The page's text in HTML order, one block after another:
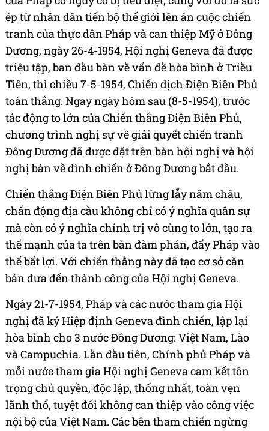
ép từ nhân dân tiến bộ thế giới lên án cuộc chiến
tranh của thực dân Pháp và can thiệp Mỹ ở Đông
Dương, ngày 26-4-1954, Hội nghị Geneva đã được
triệu tập, ban đầu bàn về vấn đề hòa bình ở Triều
Tiên, thì chiều 7-5-1954, Chiến dịch Điện Biên Phủ
toàn thắng. Ngay ngày hôm sau (8-5-1954), trước
tác động to lớn của Chiến thắng Điện Biên Phủ,
chương trình nghị sự về giải quyết chiến tranh
Đông Dương đã được đặt trên bàn hội nghị và hội
nghị bàn về đình chiến ở Đông Dương bắt đầu.
Chiến thắng Điện Biên Phủ lừng lẫy năm châu,
chấn động địa cầu không chỉ có ý nghĩa quân sự
mà còn có ý nghĩa chính trị vô cùng to lớn, tạo ra
thế mạnh của ta trên bàn đàm phán, đẩy Pháp vào
thế bất lợi. Với chiến thắng này đã tạo cơ sở căn
bản đưa đến thành công của Hội nghị Geneva.
Ngày 21-7-1954, Pháp và các nước tham gia Hội
nghị đã ký Hiệp định Geneva đình chiến, lập lại
hòa bình cho 3 nước Đông Dương: Việt Nam, Lào
và Campuchia. Lần đầu tiên, Chính phủ Pháp và
mỗi nước tham gia Hội nghị Geneva cam kết tôn
trọng chủ quyền, độc lập, thống nhất, toàn vẹn
lãnh thổ, tuyệt đối không can thiệp vào công việc
nội bộ của Việt Nam. Các bên tham chiến ngừng